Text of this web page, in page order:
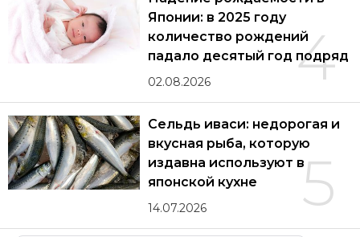
4
Японии: в 2025 году
количество рождений
падало десятый год подряд
02.08.2026
5
Сельдь иваси: недорогая и
вкусная рыба, которую
издавна используют в
японской кухне
14.07.2026